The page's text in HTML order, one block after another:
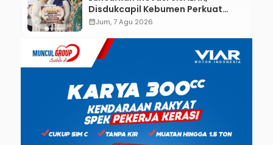
Disdukcapil Kebumen Perkuat
Jejaring Literasi Adminduk hingga
calendar_monthJum, 7 Agu 2026